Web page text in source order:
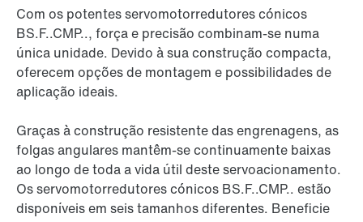
Com os potentes servomotorredutores cónicos
BS.F..CMP.., força e precisão combinam-se numa
única unidade. Devido à sua construção compacta,
oferecem opções de montagem e possibilidades de
aplicação ideais.
Graças à construção resistente das engrenagens, as
folgas angulares mantêm-se continuamente baixas
ao longo de toda a vida útil deste servoacionamento.
Os servomotorredutores cónicos BS.F..CMP.. estão
disponíveis em seis tamanhos diferentes. Beneficie